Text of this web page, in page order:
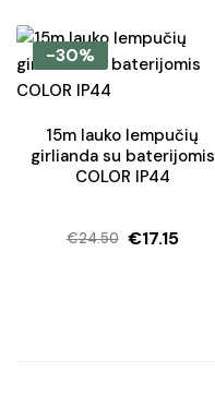
-30%
15m lauko lempučių
girlianda su baterijomis
COLOR IP44
€24.50
Original
€17.15
Current